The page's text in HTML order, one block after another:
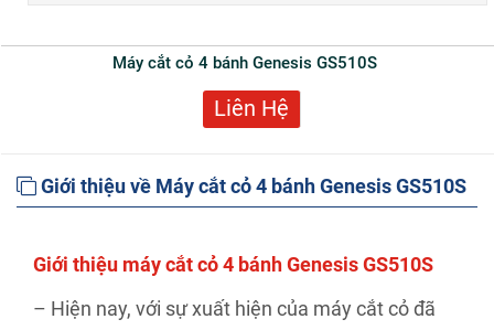
Máy cắt cỏ 4 bánh Genesis GS510S
Liên Hệ
Giới thiệu về Máy cắt cỏ 4 bánh Genesis GS510S
Giới thiệu máy cắt cỏ 4 bánh Genesis GS510S
– Hiện nay, với sự xuất hiện của máy cắt cỏ đã